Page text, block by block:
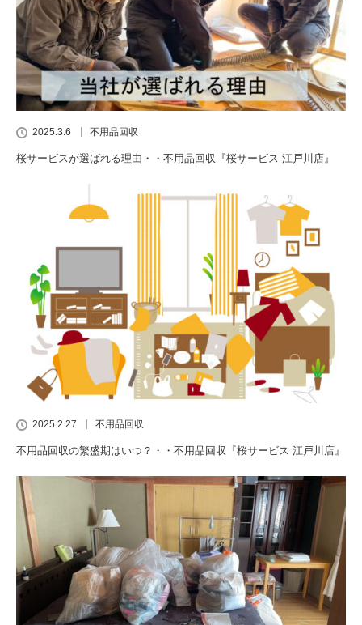
2025.3.6 不用品回収
桜サービスが選ばれる理由・・不用品回収『桜サービス 江戸川店』
2025.2.27 不用品回収
不用品回収の繁盛期はいつ？・・不用品回収『桜サービス 江戸川店』